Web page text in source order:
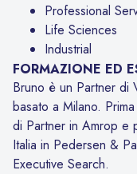
Professional
Life Sciences
Industrial
FORMAZIONE ED
Bruno è un Partner di
basato a Milano.
di Partner in Amrop e
Italia in Pedersen &
Executive Search.